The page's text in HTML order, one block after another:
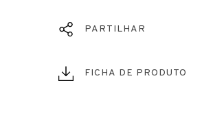
PARTILHAR
FICHA DE PRODUTO